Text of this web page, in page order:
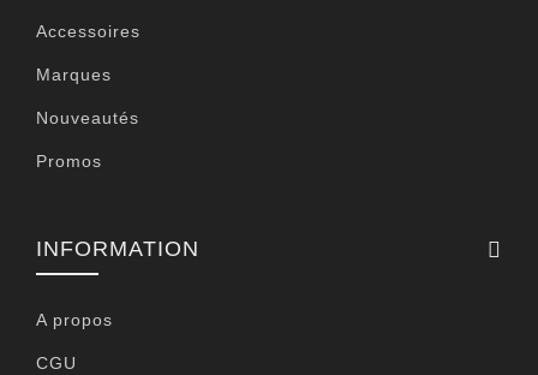
Accessoires
Marques
Nouveautés
Promos
INFORMATION
A propos
CGU